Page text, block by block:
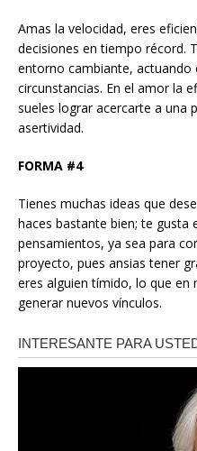
Amas la velocidad, eres
decisiones en tiempo récord.
entorno cambiante, actuando
circunstancias. En el amor la
sueles lograr acercarte a una
asertividad.
FORMA #4
Tienes muchas ideas que
haces bastante bien; te gusta
pensamientos, ya sea para
proyecto, pues ansias tener
eres alguien tímido, lo que en
generar nuevos vínculos.